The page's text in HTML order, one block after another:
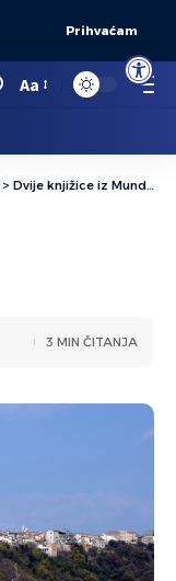
Open
Prihvaćam
Aa
> Dvije knjižice iz Mundimitra
3 MIN ČITANJA